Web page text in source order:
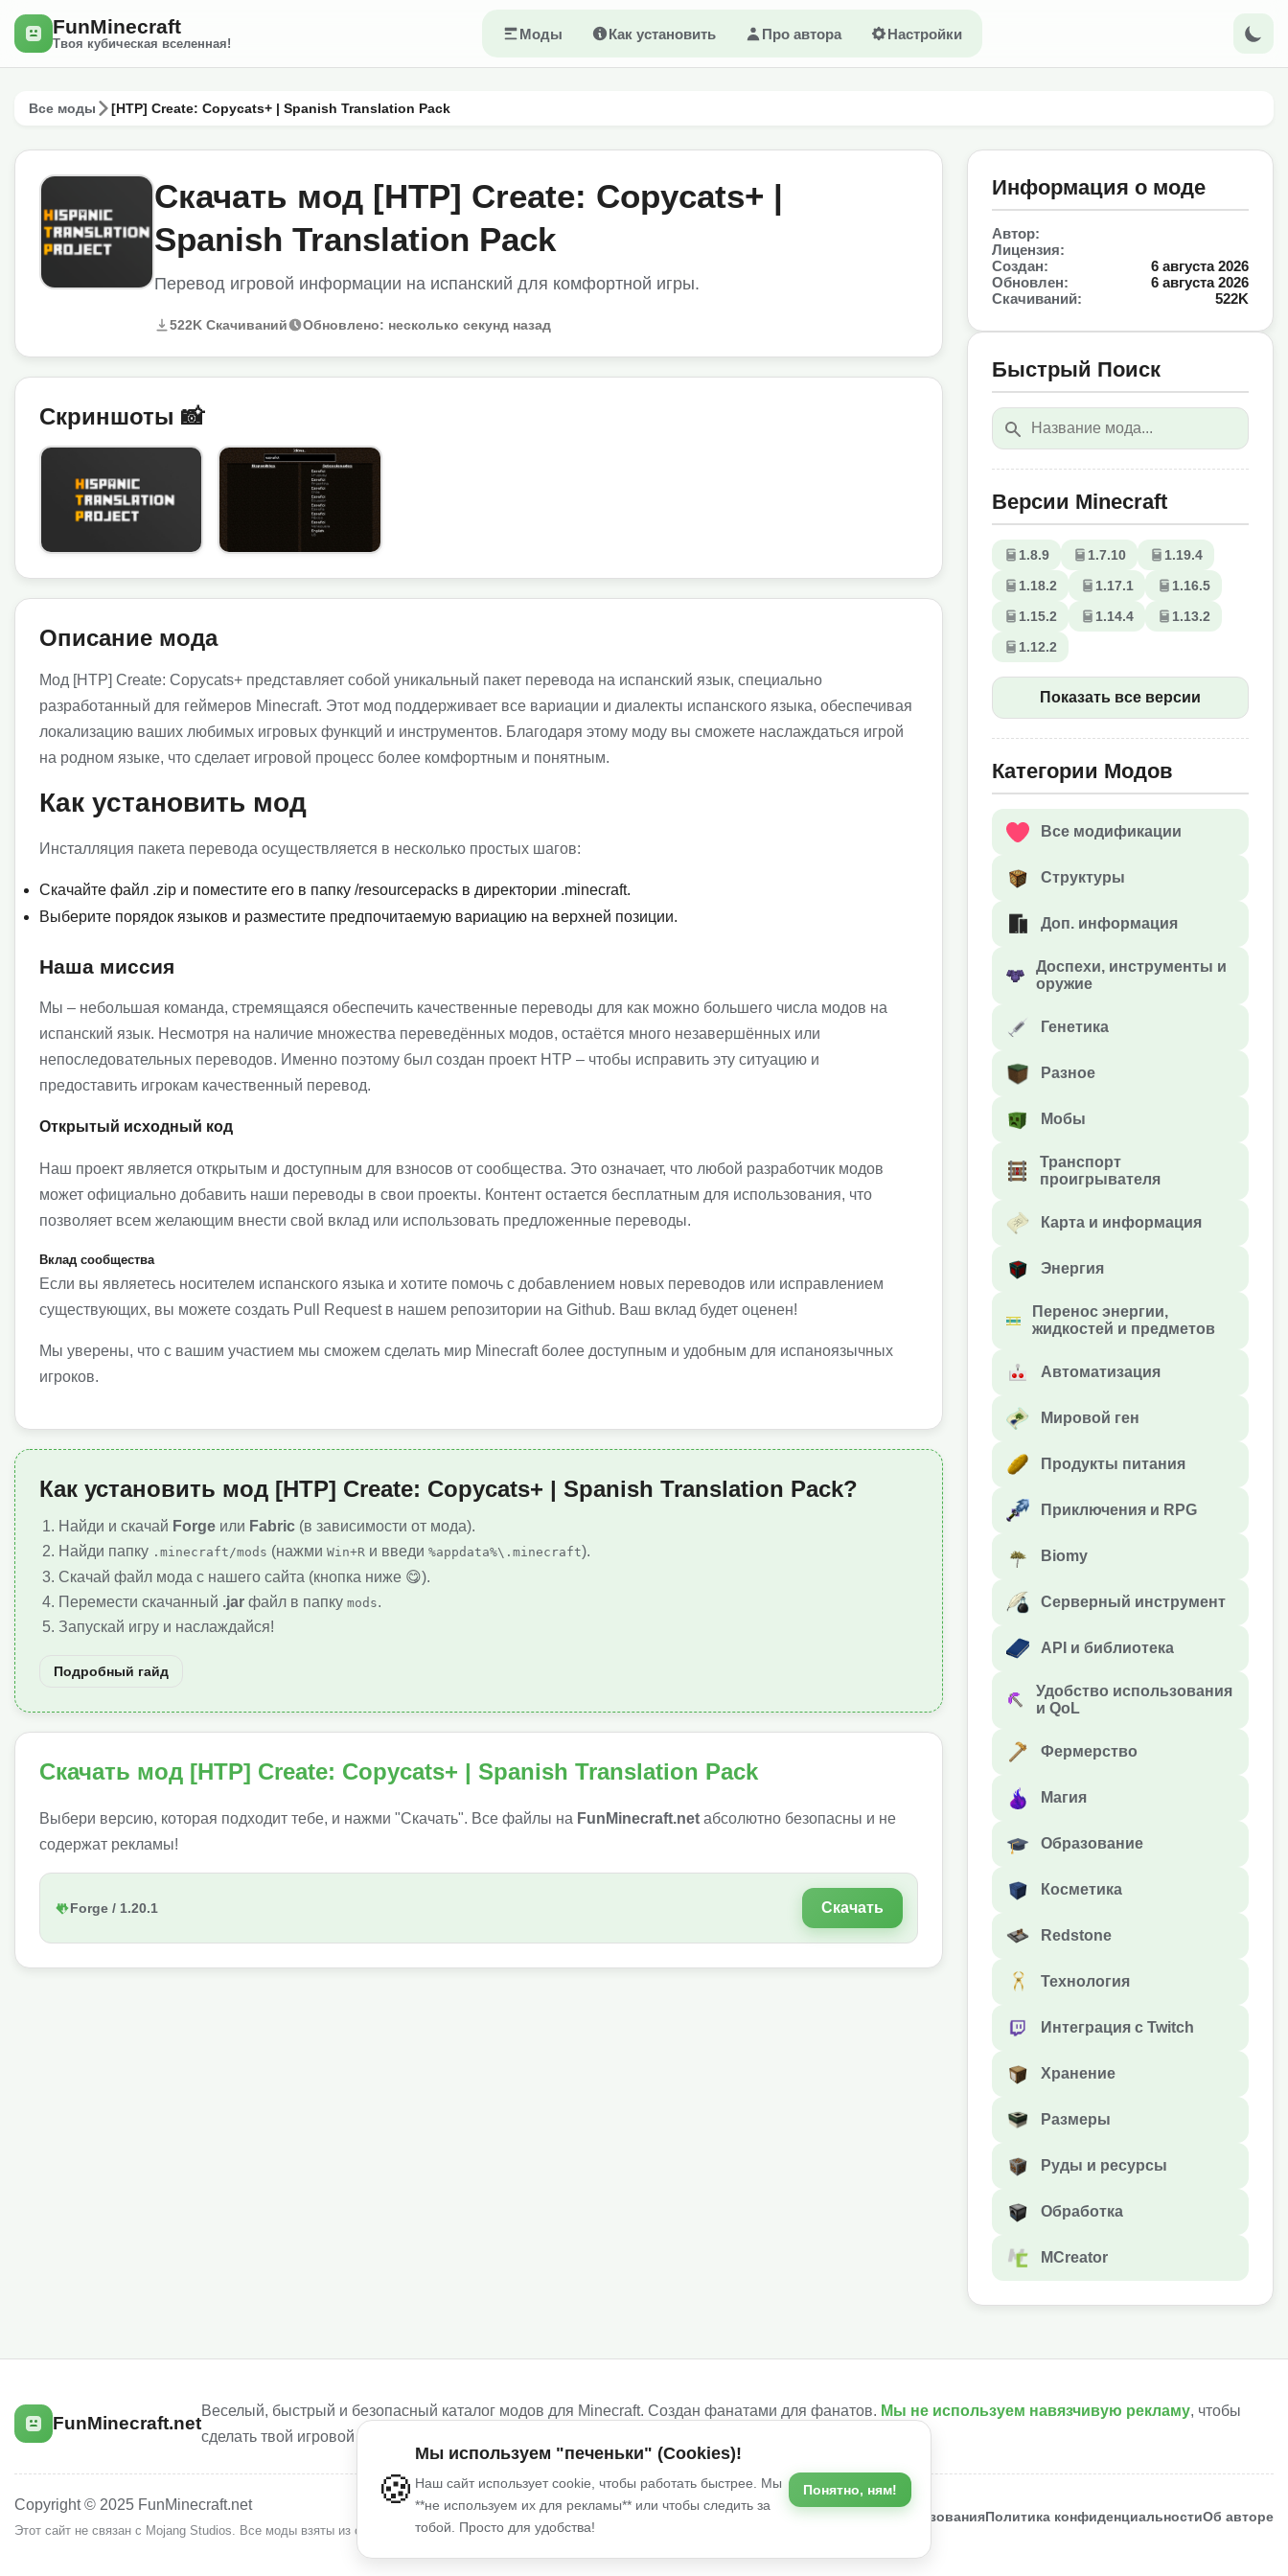
FunMinecraft
Твоя кубическая вселенная!
Моды Как установить Про автора Настройки
Все моды [HTP] Create: Copycats+ | Spanish Translation Pack
Скачать мод [HTP] Create: Copycats+ |
Spanish Translation Pack
Перевод игровой информации на испанский для комфортной игры.
522K Скачиваний Обновлено: несколько секунд назад
Скриншоты 📸
Описание мода
Мод [HTP] Create: Copycats+ представляет собой уникальный пакет перевода на испанский язык, специально
разработанный для геймеров Minecraft. Этот мод поддерживает все вариации и диалекты испанского языка, обеспечивая
локализацию ваших любимых игровых функций и инструментов. Благодаря этому моду вы сможете наслаждаться игрой
на родном языке, что сделает игровой процесс более комфортным и понятным.
Как установить мод
Инсталляция пакета перевода осуществляется в несколько простых шагов:
Скачайте файл .zip и поместите его в папку /resourcepacks в директории .minecraft.
Выберите порядок языков и разместите предпочитаемую вариацию на верхней позиции.
Наша миссия
Мы – небольшая команда, стремящаяся обеспечить качественные переводы для как можно большего числа модов на
испанский язык. Несмотря на наличие множества переведённых модов, остаётся много незавершённых или
непоследовательных переводов. Именно поэтому был создан проект HTP – чтобы исправить эту ситуацию и
предоставить игрокам качественный перевод.
Открытый исходный код
Наш проект является открытым и доступным для взносов от сообщества. Это означает, что любой разработчик модов
может официально добавить наши переводы в свои проекты. Контент остается бесплатным для использования, что
позволяет всем желающим внести свой вклад или использовать предложенные переводы.
Вклад сообщества
Если вы являетесь носителем испанского языка и хотите помочь с добавлением новых переводов или исправлением
существующих, вы можете создать Pull Request в нашем репозитории на Github. Ваш вклад будет оценен!
Мы уверены, что с вашим участием мы сможем сделать мир Minecraft более доступным и удобным для испаноязычных
игроков.
Как установить мод [HTP] Create: Copycats+ | Spanish Translation Pack?
Найди и скачай Forge или Fabric (в зависимости от мода).
Найди папку .minecraft/mods (нажми Win+R и введи %appdata%\.minecraft).
Скачай файл мода с нашего сайта (кнопка ниже 😋).
Перемести скачанный .jar файл в папку mods.
Запускай игру и наслаждайся!
Подробный гайд
Скачать мод [HTP] Create: Copycats+ | Spanish Translation Pack
Выбери версию, которая подходит тебе, и нажми "Скачать". Все файлы на FunMinecraft.net абсолютно безопасны и не
содержат рекламы!
Forge / 1.20.1 Скачать
Информация о моде
Автор:
Лицензия:
Создан:
6 августа 2026
Обновлен:
6 августа 2026
Скачиваний:
522K
Быстрый Поиск
Версии Minecraft
1.8.9 1.7.10
1.19.4
1.18.2
1.17.1
1.16.5
1.15.2
1.14.4
1.13.2
1.12.2
Показать все версии
Категории Модов
Все модификации
Структуры
Доп. информация
Доспехи, инструменты и
оружие
Генетика
Разное
Мобы
Транспорт
проигрывателя
Карта и информация
Энергия
Перенос энергии,
жидкостей и предметов
Автоматизация
Мировой ген
Продукты питания
Приключения и RPG
Biomy
Серверный инструмент
API и библиотека
Удобство использования
и QoL
Фермерство
Магия
Образование
Косметика
Redstone
Технология
Интеграция с Twitch
Хранение
Размеры
Руды и ресурсы
Обработка
MCreator
FunMinecraft.net
Веселый, быстрый и безопасный каталог модов для Minecraft. Создан фанатами для фанатов. Мы не используем навязчивую рекламу, чтобы
сделать твой игровой опыт лучше!
Copyright © 2025 FunMinecraft.net
Этот сайт не связан с Mojang Studios. Все моды взяты из открытых источников и принадлежат их авторам.
Условия использованияПолитика конфиденциальностиОб авторе
🍪
Мы используем "печеньки" (Cookies)!
Наш сайт использует cookie, чтобы работать быстрее. Мы
**не используем их для рекламы** или чтобы следить за
тобой. Просто для удобства!
Понятно, ням!